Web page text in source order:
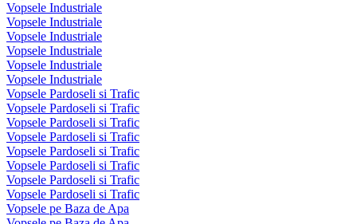
Vopsele Industriale
Vopsele Industriale
Vopsele Industriale
Vopsele Industriale
Vopsele Industriale
Vopsele Industriale
Vopsele Pardoseli si Trafic
Vopsele Pardoseli si Trafic
Vopsele Pardoseli si Trafic
Vopsele Pardoseli si Trafic
Vopsele Pardoseli si Trafic
Vopsele Pardoseli si Trafic
Vopsele Pardoseli si Trafic
Vopsele Pardoseli si Trafic
Vopsele pe Baza de Apa